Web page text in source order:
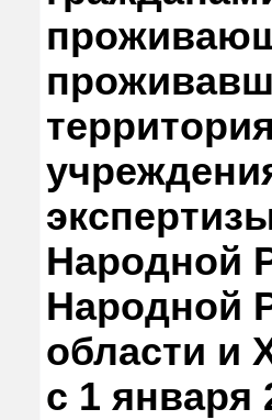
Народной
Народной
области и
с 1 января